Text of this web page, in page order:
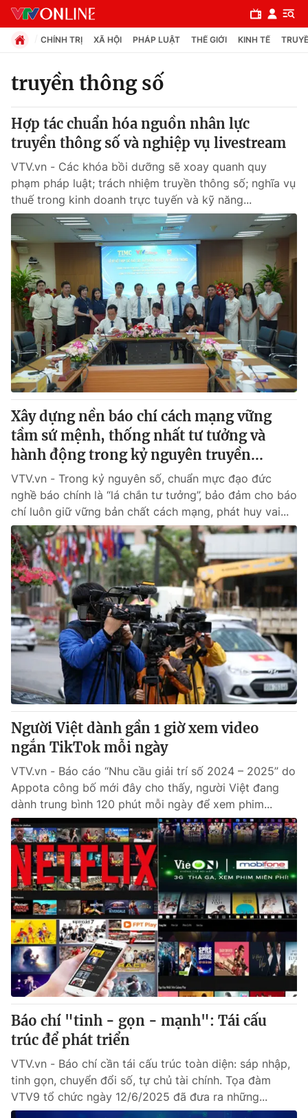
Chuyên mục
Chính trị
Xã hội
Pháp luật
Y tế
Thế giới
Tin tức
Thế giới đó đây
Câu chuyện quốc tế
Kinh tế
Tài chính
Thị trường
Góc doanh nghiệp
Dữ liệu và đời sống
Truyền hình
Phim VTV
Hậu trường
Nhân vật
Khán giả
Giải sao mai
Giải trí
Điện ảnh
Âm nhạc
Sao
Đời sống
Du lịch
Làm đẹp
Chất lượng cuộc sống
Giáo dục
Tuyển sinh
Học trực tuyến
Công nghệ
Hitech Công nghệ tương lai
Sản phẩm
Thị trường
Tư vấn
Giao lưu trực tuyến
Lịch phát sóng
Chuyên mục khác
Emagazine Podcast
Photo Infographic
Video Shorts video
VTV Money VTV Thể thao
VTV Sức khoẻ Bất động sản
Thị trường 24h Tấm lòng Việt
VTV4 Vươn mình bằng AI
VTV9
Liên hệ tòa soạn
CHÍNH TRỊ XÃ HỘI PHÁP LUẬT THẾ GIỚI KINH TẾ
truyền thông số
Hợp tác chuẩn hóa nguồn nhân lực
truyền thông số và nghiệp vụ livestream
VTV.vn - Các khóa bồi dưỡng sẽ xoay quanh quy
phạm pháp luật; trách nhiệm truyền thông số; nghĩa vụ
thuế trong kinh doanh trực tuyến và kỹ năng...
Xây dựng nền báo chí cách mạng vững
tầm sứ mệnh, thống nhất tư tưởng và
hành động trong kỷ nguyên truyền...
VTV.vn - Trong kỷ nguyên số, chuẩn mực đạo đức
nghề báo chính là “lá chắn tư tưởng”, bảo đảm cho báo
chí luôn giữ vững bản chất cách mạng, phát huy vai...
Người Việt dành gần 1 giờ xem video
ngắn TikTok mỗi ngày
VTV.vn - Báo cáo “Nhu cầu giải trí số 2024 – 2025” do
Appota công bố mới đây cho thấy, người Việt đang
dành trung bình 120 phút mỗi ngày để xem phim...
Báo chí "tinh - gọn - mạnh": Tái cấu
trúc để phát triển
VTV.vn - Báo chí cần tái cấu trúc toàn diện: sáp nhập,
tinh gọn, chuyển đổi số, tự chủ tài chính. Tọa đàm
VTV9 tổ chức ngày 12/6/2025 đã đưa ra những...